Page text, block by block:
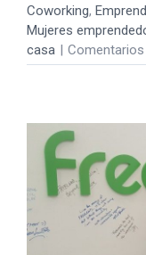
Coworking,
Mujeres
casa |